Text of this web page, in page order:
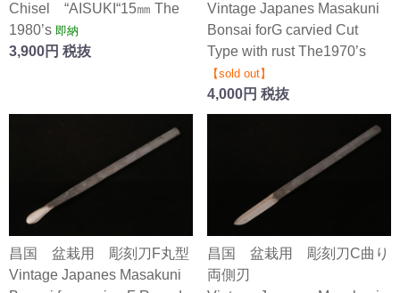
Chisel “AISUKI“15㎜ The
1980’s 即納
3,900円 税抜
Vintage Japanes Masakuni
Bonsai forG carvied Cut
Type with rust The1970’s
【sold out】
4,000円 税抜
昌国 盆栽用 彫刻刀F丸型
Vintage Japanes Masakuni
昌国 盆栽用 彫刻刀C曲り
両側刃